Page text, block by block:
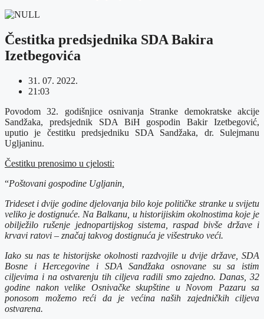
Čestitka predsjednika SDA Bakira
Izetbegovića
31. 07. 2022.
21:03
Povodom 32. godišnjice osnivanja Stranke demokratske akcije
Sandžaka, predsjednik SDA BiH gospodin Bakir Izetbegović,
uputio je čestitku predsjedniku SDA Sandžaka, dr. Sulejmanu
Ugljaninu.
Čestitku prenosimo u cjelosti:
“Poštovani gospodine Ugljanin,
Trideset i dvije godine djelovanja bilo koje političke stranke u svijetu
veliko je dostignuće. Na Balkanu, u historijiskim okolnostima koje je
obilježilo rušenje jednopartijskog sistema, raspad bivše države i
krvavi ratovi – značaj takvog dostignuća je višestruko veći.
Iako su nas te historijske okolnosti razdvojile u dvije države, SDA
Bosne i Hercegovine i SDA Sandžaka osnovane su sa istim
ciljevima i na ostvarenju tih ciljeva radili smo zajedno. Danas, 32
godine nakon velike Osnivačke skupštine u Novom Pazaru sa
ponosom možemo reći da je većina naših zajedničkih ciljeva
ostvarena.